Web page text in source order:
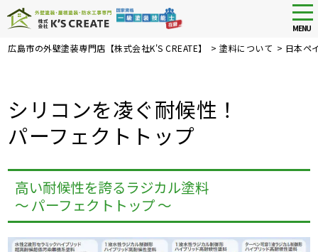
Skip
MENU
広島市の外壁塗装専門店【株式会社K'S CREATE】 >塗料について > 日本ペ
シリコンを凌ぐ耐候性！
パーフェクトトップ
高い耐候性を誇るラジカル塗料
～ パーフェクトトップ ～